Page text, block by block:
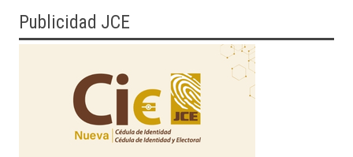
Publicidad JCE